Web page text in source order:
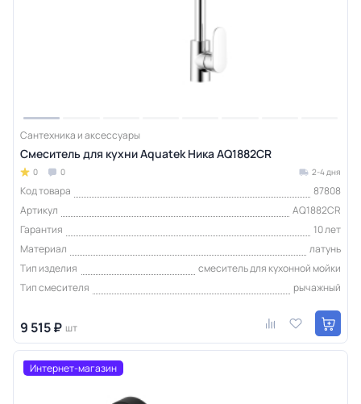
Сантехника и аксессуары
Смеситель для кухни Aquatek Ника AQ1882CR
0 0 2-4 дня
Код товара
87808
Артикул
AQ1882CR
Гарантия
10 лет
Материал
латунь
Тип изделия
смеситель для кухонной мойки
Тип смесителя
рычажный
9 515 ₽ шт
Интернет-магазин